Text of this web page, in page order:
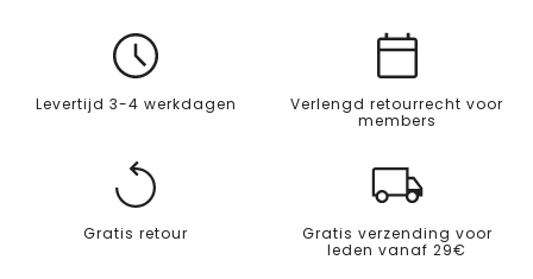
Levertijd 3-4 werkdagen
Verlengd retourrecht voor
members
Gratis retour
Gratis verzending voor
leden vanaf 29€